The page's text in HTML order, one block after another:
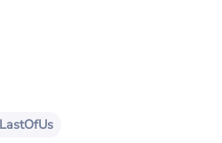
creativas para el beneficio
se han presentado
un rol i